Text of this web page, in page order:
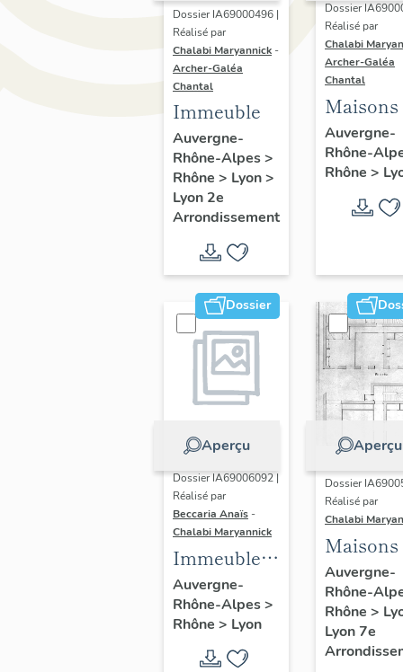
Dossier IA69000496 |
Réalisé par
Chalabi Maryannick -
Archer-Galéa
Chantal
Immeuble
Auvergne-
Rhône-Alpes>
Rhône > Lyon>
Lyon 2e
Arrondissement
Dossier
Réalisé par
Chalabi
Archer-Galéa
Chantal
Maisons
Auvergne-
Rhône-
Rhône >
Dossier
Aperçu
Dossier IA69006092 |
Réalisé par
Beccaria Anaïs -
Chalabi Maryannick
Immeubles
des Années
Trente de la
rive gauche
Auvergne-
Rhône-Alpes>
Rhône > Lyon
Aperçu
Dossier
Réalisé par
Chalabi
Maisons
Auvergne-
Rhône-
Rhône >
Lyon 7e